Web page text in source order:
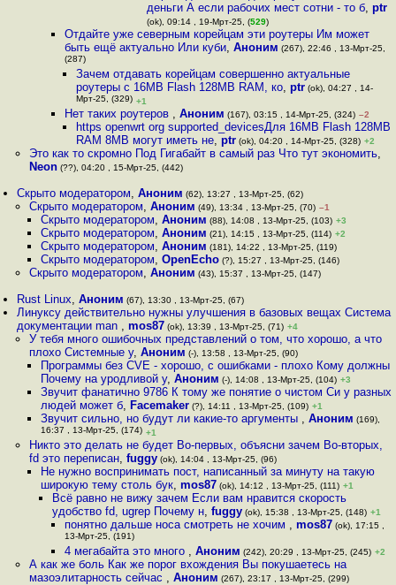
деньги А если рабочих мест сотни - то б, ptr
(ok), 09:14 , 19-Мрт-25, (529)
Отдайте уже северным корейцам эти роутеры Им может
быть ещё актуально Или куби, Аноним (267), 22:46 , 13-Мрт-25,
(287)
Зачем отдавать корейцам cовершенно актуальные
роутеры с 16MB Flash 128MB RAM, ко, ptr(ok), 04:27 , 14-
Мрт-25, (329) +1
Нет таких роутеров , Аноним (167), 03:15 , 14-Мрт-25, (324) –2
https openwrt org supported_devicesДля 16MB Flash 128MB
RAM 8MB могут иметь не, ptr(ok), 04:20 , 14-Мрт-25, (328) +2
Это как то скромно Под Гигабайт в самый раз Что тут экономить,
Neon(??), 04:20 , 15-Мрт-25, (442)
Скрыто модератором,Аноним (62), 13:27 , 13-Мрт-25, (62)
Скрыто модератором, Аноним (49), 13:34 , 13-Мрт-25, (70) –1
Скрыто модератором, Аноним (88), 14:08 , 13-Мрт-25, (103) +3
Скрыто модератором, Аноним (21), 14:15 , 13-Мрт-25, (114) +2
Скрыто модератором, Аноним (181), 14:22 , 13-Мрт-25, (119)
Скрыто модератором, OpenEcho(?), 15:27 , 13-Мрт-25, (146)
Скрыто модератором, Аноним (43), 15:37 , 13-Мрт-25, (147)
Rust Linux,Аноним (67), 13:30 , 13-Мрт-25, (67)
Линуксу действительно нужны улучшения в базовых вещах Система
документации man ,mos87 (ok), 13:39 , 13-Мрт-25, (71) +4
У тебя много ошибочных представлений о том, что хорошо, а что
плохо Системные у, Аноним (-), 13:58 , 13-Мрт-25, (90)
Программы без CVE - хорошо, с ошибками - плохо Кому должны
Почему на уродливой у, Аноним (-), 14:08 , 13-Мрт-25, (104) +3
Звучит фанатично 9786 К тому же понятие о чистом Си у разных
людей может б, Facemaker(?), 14:11 , 13-Мрт-25, (109) +1
Звучит сильно, но будут ли какие-то аргументы , Аноним (169),
16:37 , 13-Мрт-25, (174) +1
Никто это делать не будет Во-первых, объясни зачем Во-вторых,
fd это переписан, fuggy(ok), 14:04 , 13-Мрт-25, (96)
Не нужно воспринимать пост, написанный за минуту на такую
широкую тему столь бук, mos87(ok), 14:12 , 13-Мрт-25, (111) +1
Всё равно не вижу зачем Если вам нравится скорость
удобство fd, ugrep Почему н,fuggy (ok), 15:38 , 13-Мрт-25, (148) +1
понятно дальше носа смотреть не хочим , mos87(ok), 17:15 ,
13-Мрт-25, (191)
4 мегабайта это много , Аноним (242), 20:29 , 13-Мрт-25, (245) +2
А как же боль Как же порог вхождения Вы покушаетесь на
мазоэлитарность сейчас , Аноним (267), 23:17 , 13-Мрт-25, (299)